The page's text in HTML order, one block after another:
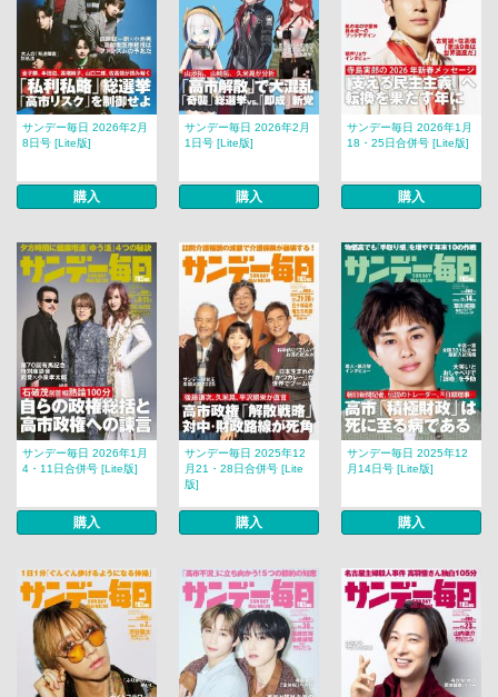
サンデー毎日 2026年2月
8日号 [Lite版]
購入
サンデー毎日 2026年2月
1日号 [Lite版]
購入
サンデー毎日 2026年1月
18・25日合併号 [Lite版]
購入
サンデー毎日 2026年1月
4・11日合併号 [Lite版]
購入
サンデー毎日 2025年12
月21・28日合併号 [Lite
版]
購入
サンデー毎日 2025年12
月14日号 [Lite版]
購入